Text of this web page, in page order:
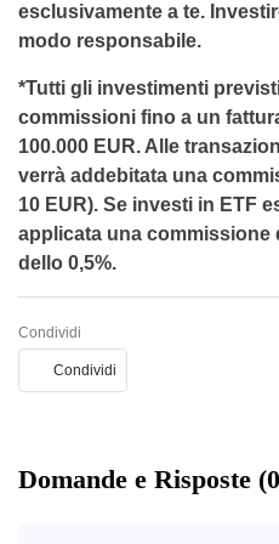
esclusivamente a te.
modo responsabile.
*Tutti gli investimenti
commissioni fino a un
100.000 EUR. Alle
verrà addebitata una
10 EUR). Se investi in ETF
applicata una
dello 0,5%.
Condividi
Condividi
Domande e Risposte